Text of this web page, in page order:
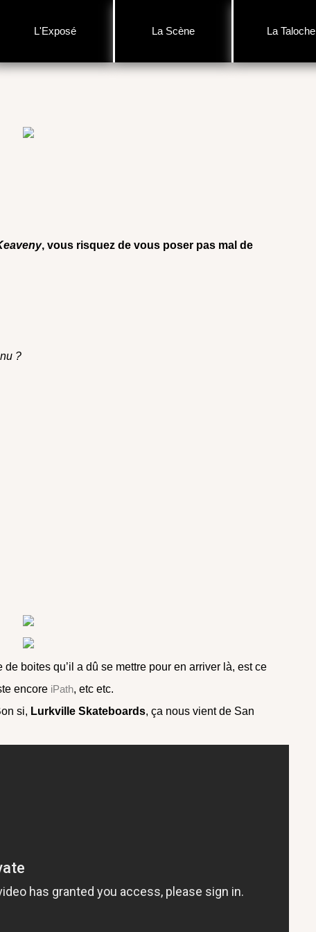
L'Exposé La Scène La Taloche
, vous risquez de vous poser pas mal de
?
boites qu’il a dû se mettre pour en arriver là, est ce
encore iPath, etc etc.
si, Lurkville Skateboards, ça nous vient de San